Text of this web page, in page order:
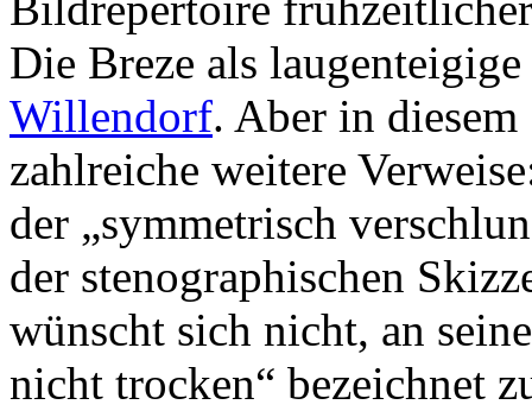
Die Breze als
Willendorf. Aber in
zahlreiche weitere
der „symmetrisch
der stenographischen
wünscht sich nicht, an
nicht trocken“ bezeichnet